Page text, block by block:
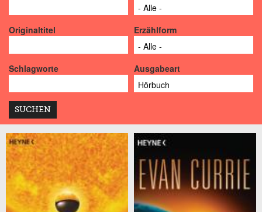
Originaltitel Erzählform
Schlagworte Ausgabeart
Seiten